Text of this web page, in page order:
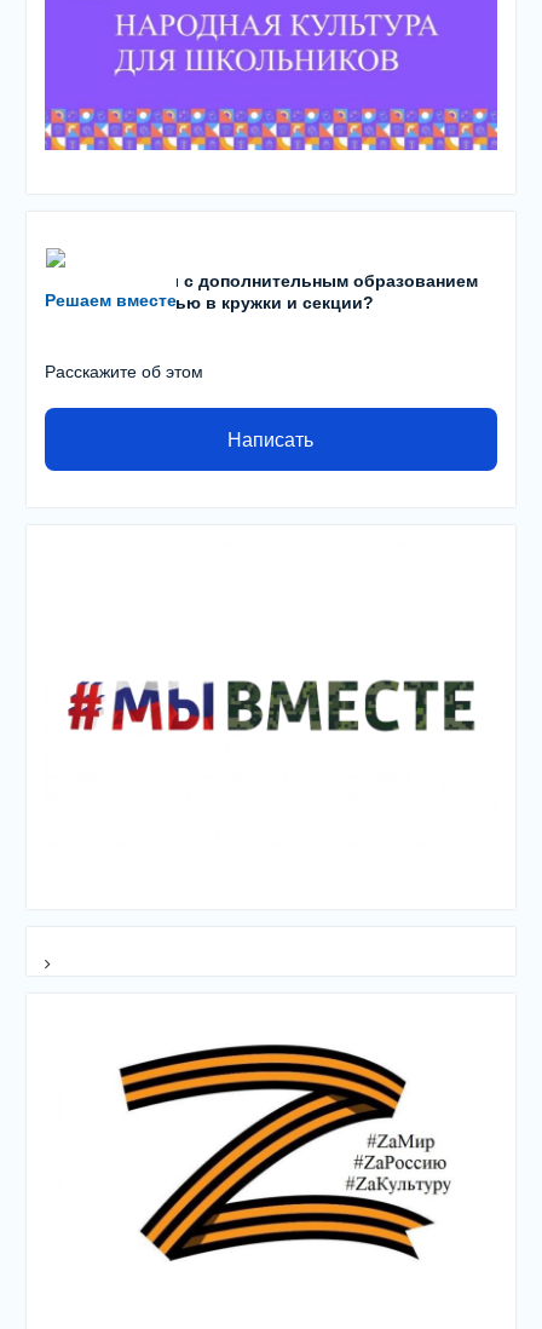
Решаем вместе
Есть проблемы с дополнительным образованием
детей? С записью в кружки и секции?
Расскажите об этом
Написать